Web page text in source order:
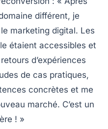
différent, je
marketing digital. Les
étaient accessibles et
d’expériences
de cas pratiques,
concrètes et me
marché. C’est un
! »